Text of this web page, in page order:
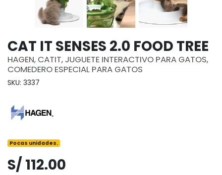
CAT IT SENSES 2.0 FOOD TREE
HAGEN, CATIT, JUGUETE INTERACTIVO PARA GATOS,
COMEDERO ESPECIAL PARA GATOS
SKU: 3337
Pocas unidades.
S/ 112.00